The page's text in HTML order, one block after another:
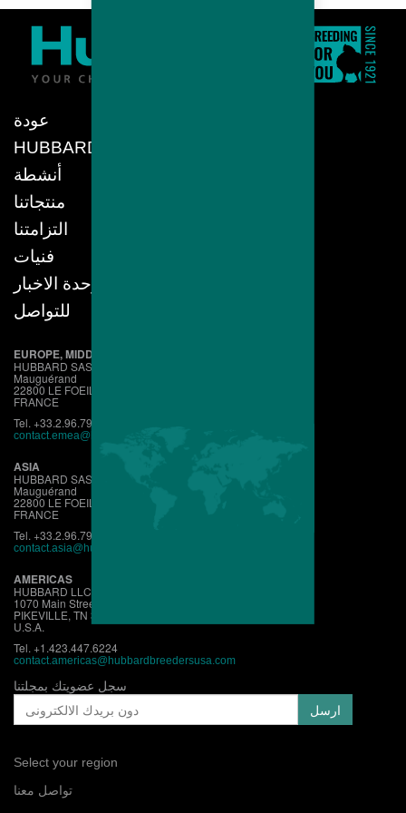
عودة
HUBBARD
أنشطة
منتجاتنا
التزامتنا
فنيات
وحدة الاخبار
للتواصل
EUROPE, MIDDLE EAST, AFRICA
HUBBARD SAS
Mauguérand
22800 LE FOEIL - QUINTIN
FRANCE
Tel. +33.2.96.79.63.70
contact.emea@hubbardbreeders.com
ASIA
HUBBARD SAS
Mauguérand
22800 LE FOEIL - QUINTIN
FRANCE
Tel. +33.2.96.79.63.70
contact.asia@hubbardbreeders.com
AMERICAS
HUBBARD LLC
1070 Main Street
PIKEVILLE, TN 37367
U.S.A.
Tel. +1.423.447.6224
contact.americas@hubbardbreedersusa.com
سجل عضويتك بمجلتنا
Select your region
تواصل معنا